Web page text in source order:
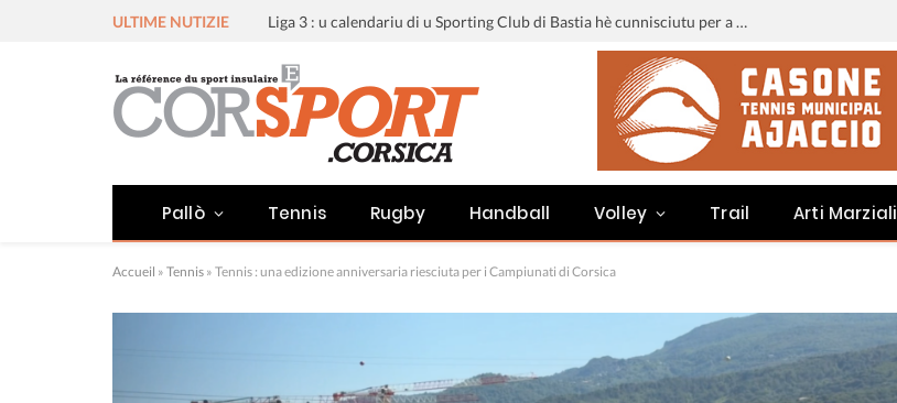
ULTIME NUTIZIE Liga 3 : u calendariu di u Sporting Club di Bastia hè cunnisciutu per a staghjoni 2026-2027
Pallò Tennis Rugby Handball Volley Trail Arti Marziali
Accueil » Tennis » Tennis : una edizione anniversaria riesciuta per i Campiunati di Corsica